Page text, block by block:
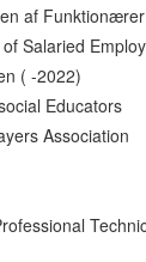
af Funktionærer
Salaried
( -2022)
Educators
Association